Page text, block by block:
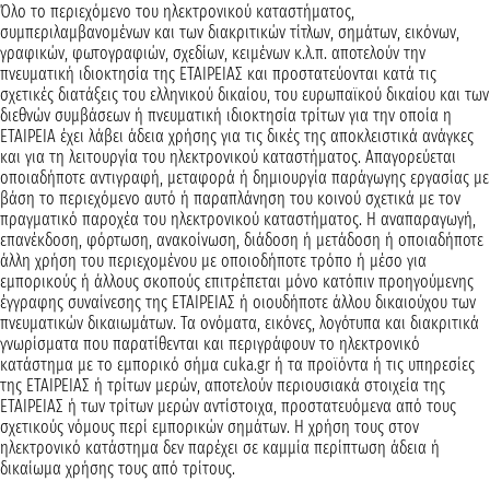
Όλο το περιεχόμενο του ηλεκτρονικού καταστήματος,
συμπεριλαμβανομένων και των διακριτικών τίτλων, σημάτων, εικόνων,
γραφικών, φωτογραφιών, σχεδίων, κειμένων κ.λ.π. αποτελούν την
πνευματική ιδιοκτησία της ΕΤΑΙΡΕΙΑΣ και προστατεύονται κατά τις
σχετικές διατάξεις του ελληνικού δικαίου, του ευρωπαϊκού δικαίου και των
διεθνών συμβάσεων ή πνευματική ιδιοκτησία τρίτων για την οποία η
ΕΤΑΙΡΕΙΑ έχει λάβει άδεια χρήσης για τις δικές της αποκλειστικά ανάγκες
και για τη λειτουργία του ηλεκτρονικού καταστήματος. Απαγορεύεται
οποιαδήποτε αντιγραφή, μεταφορά ή δημιουργία παράγωγης εργασίας με
βάση το περιεχόμενο αυτό ή παραπλάνηση του κοινού σχετικά με τον
πραγματικό παροχέα του ηλεκτρονικού καταστήματος. Η αναπαραγωγή,
επανέκδοση, φόρτωση, ανακοίνωση, διάδοση ή μετάδοση ή οποιαδήποτε
άλλη χρήση του περιεχομένου με οποιοδήποτε τρόπο ή μέσο για
εμπορικούς ή άλλους σκοπούς επιτρέπεται μόνο κατόπιν προηγούμενης
έγγραφης συναίνεσης της ΕΤΑΙΡΕΙΑΣ ή οιουδήποτε άλλου δικαιούχου των
πνευματικών δικαιωμάτων. Τα ονόματα, εικόνες, λογότυπα και διακριτικά
γνωρίσματα που παρατίθενται και περιγράφουν το ηλεκτρονικό
κατάστημα με το εμπορικό σήμα cuka.gr ή τα προϊόντα ή τις υπηρεσίες
της ΕΤΑΙΡΕΙΑΣ ή τρίτων μερών, αποτελούν περιουσιακά στοιχεία της
ΕΤΑΙΡΕΙΑΣ ή των τρίτων μερών αντίστοιχα, προστατευόμενα από τους
σχετικούς νόμους περί εμπορικών σημάτων. Η χρήση τους στον
ηλεκτρονικό κατάστημα δεν παρέχει σε καμμία περίπτωση άδεια ή
δικαίωμα χρήσης τους από τρίτους.